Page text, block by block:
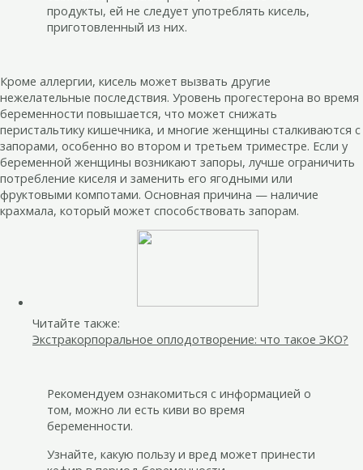
продукты, ей не следует употреблять кисель,
приготовленный из них.
Кроме аллергии, кисель может вызвать другие
нежелательные последствия. Уровень прогестерона во время
беременности повышается, что может снижать
перистальтику кишечника, и многие женщины сталкиваются с
запорами, особенно во втором и третьем триместре. Если у
беременной женщины возникают запоры, лучше ограничить
потребление киселя и заменить его ягодными или
фруктовыми компотами. Основная причина — наличие
крахмала, который может способствовать запорам.
Читайте также:
Экстракорпоральное оплодотворение: что такое ЭКО?
Рекомендуем ознакомиться с информацией о
том, можно ли есть киви во время
беременности.
Узнайте, какую пользу и вред может принести